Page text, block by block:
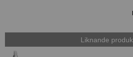
Liknande